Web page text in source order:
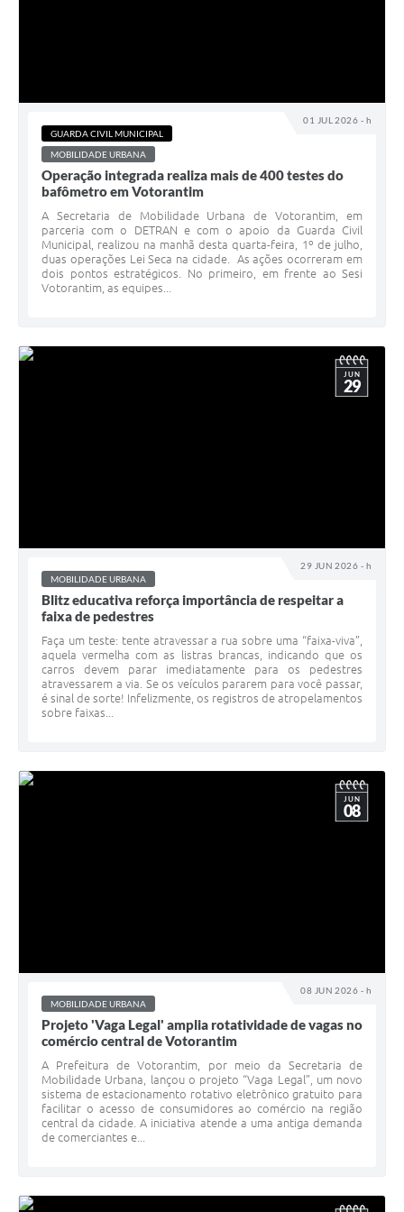
Contato
01 JUL 2026 - h
GUARDA CIVIL MUNICIPAL
MOBILIDADE URBANA
Operação integrada realiza mais de 400 testes do
bafômetro em Votorantim
A Secretaria de Mobilidade Urbana de Votorantim, em
parceria com o DETRAN e com o apoio da Guarda Civil
Municipal, realizou na manhã desta quarta-feira, 1º de julho,
duas operações Lei Seca na cidade. As ações ocorreram em
dois pontos estratégicos. No primeiro, em frente ao Sesi
Votorantim, as equipes...
29 JUN 2026 - h
JUN
29
MOBILIDADE URBANA
Blitz educativa reforça importância de respeitar a
faixa de pedestres
Faça um teste: tente atravessar a rua sobre uma “faixa-viva”,
aquela vermelha com as listras brancas, indicando que os
carros devem parar imediatamente para os pedestres
atravessarem a via. Se os veículos pararem para você passar,
é sinal de sorte! Infelizmente, os registros de atropelamentos
sobre faixas...
08 JUN 2026 - h
JUN
08
MOBILIDADE URBANA
Projeto 'Vaga Legal' amplia rotatividade de vagas no
comércio central de Votorantim
A Prefeitura de Votorantim, por meio da Secretaria de
Mobilidade Urbana, lançou o projeto “Vaga Legal”, um novo
sistema de estacionamento rotativo eletrônico gratuito para
facilitar o acesso de consumidores ao comércio na região
central da cidade. A iniciativa atende a uma antiga demanda
de comerciantes e...